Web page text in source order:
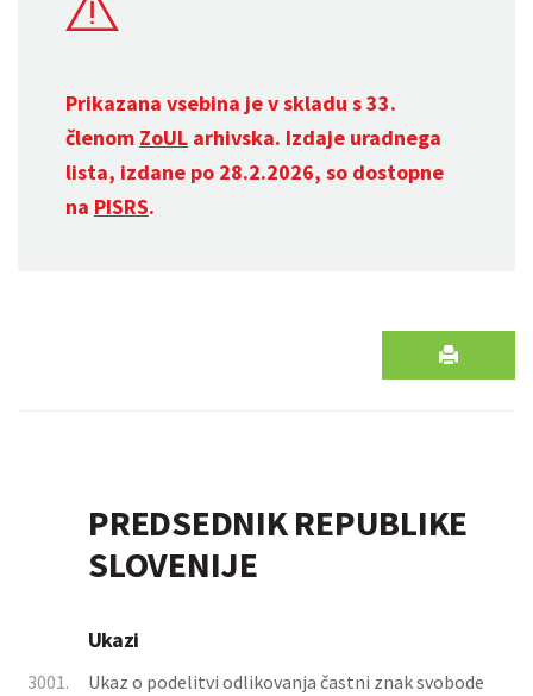
Prikazana vsebina je v skladu s 33.
členom ZoUL arhivska. Izdaje uradnega
lista, izdane po 28.2.2026, so dostopne
na PISRS.
PREDSEDNIK REPUBLIKE
SLOVENIJE
Ukazi
3001.
Ukaz o podelitvi odlikovanja častni znak svobode